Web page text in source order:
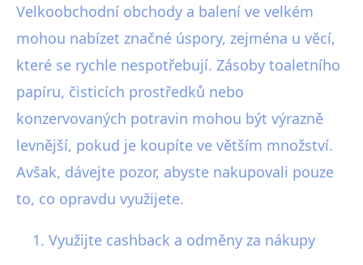
Velkoobchodní obchody a balení ve velkém
mohou nabízet značné úspory, zejména u věcí,
které se rychle nespotřebují. Zásoby toaletního
papíru, čisticích prostředků nebo
konzervovaných potravin mohou být výrazně
levnější, pokud je koupíte ve větším množství.
Avšak, dávejte pozor, abyste nakupovali pouze
to, co opravdu využijete.
Využijte cashback a odměny za nákupy